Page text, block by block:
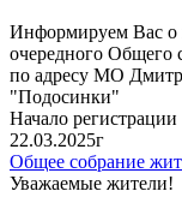
Информируем Вас о
очередного Общего
по адресу МО
"Подосинки"
Начало регистрации
22.03.2025г
Общее собрание
Уважаемые жители!